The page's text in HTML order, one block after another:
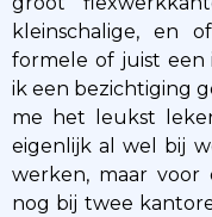
kleinschalige, en
formele of juist een
ik een bezichtiging
me het leukst
eigenlijk al wel bij
werken, maar
nog bij twee